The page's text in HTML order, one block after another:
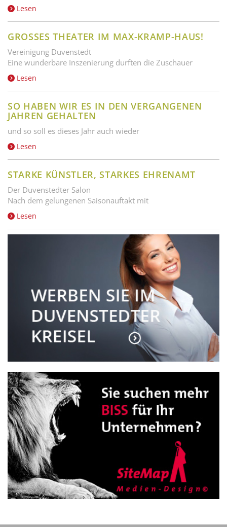
Lesen
GROSSES THEATER IM MAX-KRAMP-HAUS!
Vereinigung Duvenstedt
Eine wunderbare Inszenierung durften die Zuschauer
Lesen
SO HABEN WIR ES IN DEN VERGANGENEN
JAHREN GEHALTEN
und so soll es dieses Jahr auch wieder
Lesen
STARKE KÜNSTLER, STARKES EHRENAMT
Der Duvenstedter Salon
Nach dem gelungenen Saisonauftakt mit
Lesen